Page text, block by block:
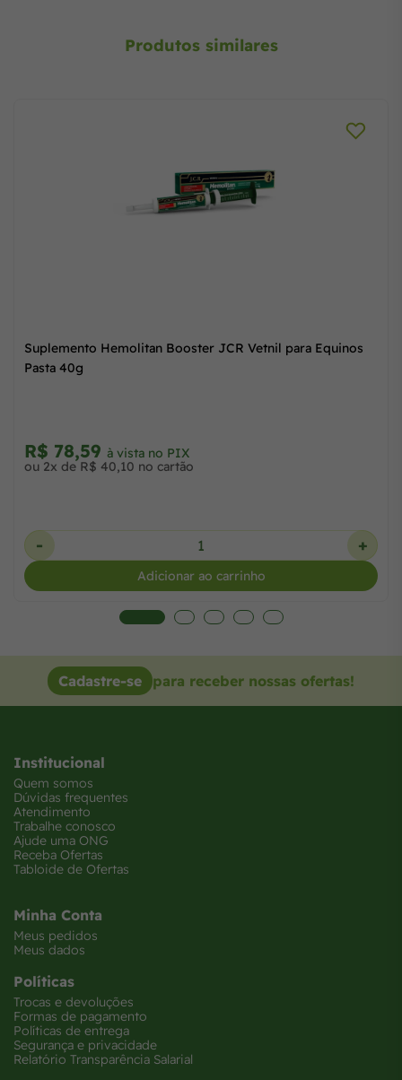
Produtos similares
Suplemento Hemolitan Booster JCR Vetnil para Equinos
Pasta 40g
R$ 78,59 à vista no PIX
ou 2x de R$ 40,10 no cartão
- +
Adicionar ao carrinho
Cadastre-se para receber nossas ofertas!
Institucional
Quem somos
Dúvidas frequentes
Atendimento
Trabalhe conosco
Ajude uma ONG
Receba Ofertas
Tabloide de Ofertas
Minha Conta
Meus pedidos
Meus dados
Políticas
Trocas e devoluções
Formas de pagamento
Políticas de entrega
Segurança e privacidade
Relatório Transparência Salarial